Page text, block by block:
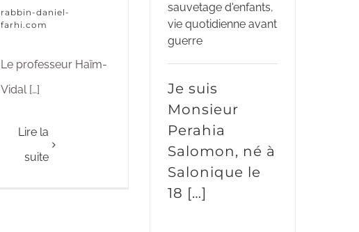
rabbin-daniel-
farhi.com
Le professeur Haïm-
Vidal […]
Lire la
suite
sauvetage d'enfants,
vie quotidienne avant
guerre
Je suis
Monsieur
Perahia
Salomon, né à
Salonique le
18 […]